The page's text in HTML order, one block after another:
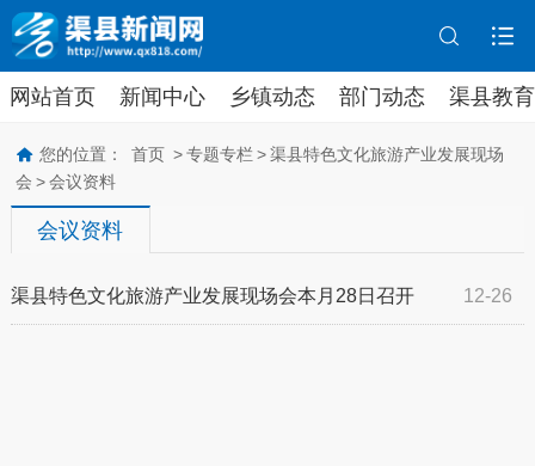
网站首页 新闻中心 乡镇动态 部门动态 渠县教育
您的位置： 首页 > 专题专栏 > 渠县特色文化旅游产业发展现场
会 > 会议资料
会议资料
12-26
渠县特色文化旅游产业发展现场会本月28日召开